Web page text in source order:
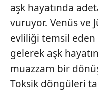
aşk hayatında
vuruyor. Venüs ve
evliliği temsil
gelerek aşk
muazzam bir
Toksik döngüleri